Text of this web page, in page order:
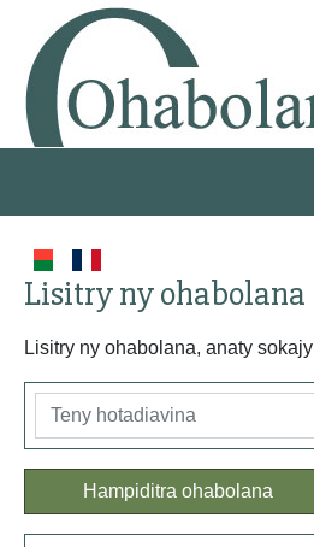
Lisitry ny ohabolana
Lisitry ny ohabolana, anaty sokajy
Hampiditra ohabolana